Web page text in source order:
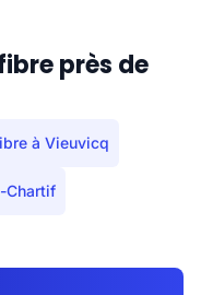
près de
à Vieuvicq
Chartif